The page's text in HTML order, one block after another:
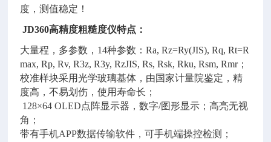
度，测值稳定！
JD360高精度粗糙度仪​特点：
大量程，多参数，14种参数：Ra, Rz=Ry(JIS), Rq, Rt=R
max, Rp, Rv, R3z, R3y, RzJIS, Rs, Rsk, Rku, Rsm, Rmr；
校准样块采用光学玻璃基体，由国家计量院鉴定，精
度高，不易划伤，使用寿命长；
128×64 OLED点阵显示器，数字/图形显示；高亮无视
角；
带有手机APP数据传输软件，可手机端操控检测；